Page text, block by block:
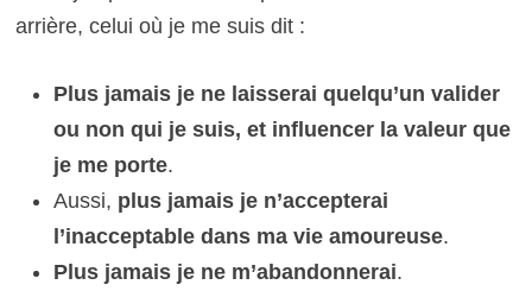
arrière, celui où je me suis dit :
Plus jamais je ne laisserai quelqu’un valider
ou non qui je suis, et influencer la valeur que
je me porte.
Aussi, plus jamais je n’accepterai
l’inacceptable dans ma vie amoureuse.
Plus jamais je ne m’abandonnerai.